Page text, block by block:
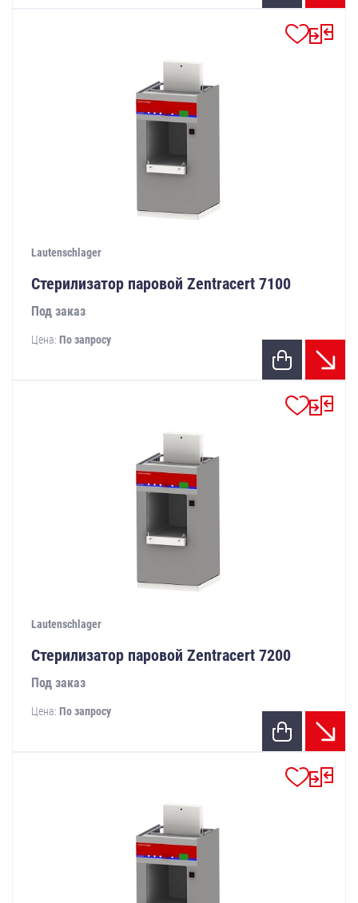
Lautenschlager
Стерилизатор паровой Zentracert 7100
Под заказ
Цена: По запросу
Lautenschlager
Стерилизатор паровой Zentracert 7200
Под заказ
Цена: По запросу